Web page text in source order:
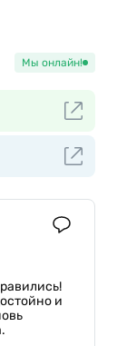
Мы онлайн!
и